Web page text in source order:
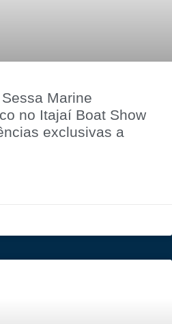
Marine
no Itajaí Boat Show
exclusivas a